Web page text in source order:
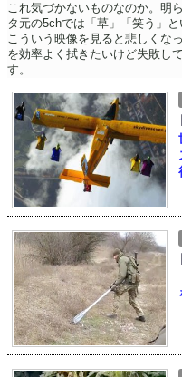
これ気づかないものなのか。明
タ元の5chでは「草」「笑う」
こういう映像を見ると悲しくな
を効率よく拭きたいけど失敗し
す。